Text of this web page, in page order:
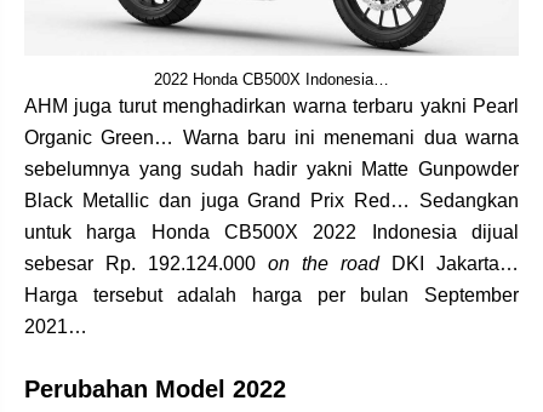
2022 Honda CB500X Indonesia…
AHM juga turut menghadirkan warna terbaru yakni Pearl
Organic Green… Warna baru ini menemani dua warna
sebelumnya yang sudah hadir yakni Matte Gunpowder
Black Metallic dan juga Grand Prix Red… Sedangkan
untuk harga Honda CB500X 2022 Indonesia dijual
sebesar Rp. 192.124.000 on the roadDKI Jakarta…
Harga tersebut adalah harga per bulan September
2021…
Perubahan Model 2022